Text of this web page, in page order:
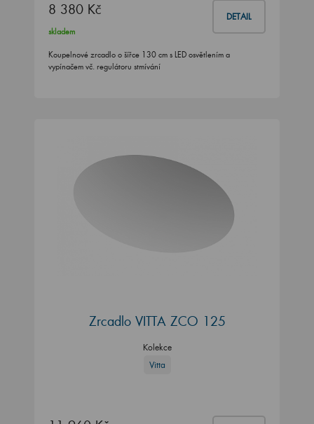
8 380 Kč DETAIL
skladem
Koupelnové zrcadlo o šířce 130 cm s LED osvětlením a
vypínačem vč. regulátoru stmívání
Zrcadlo VITTA ZCO 125
Kolekce
Vitta